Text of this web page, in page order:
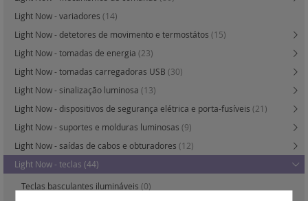
Light Now - variadores (14)
Light Now - detetores de movimento e termostátos (15)
Light Now - tomadas de energia (23)
Light Now - tomadas carregadoras USB (30)
Light Now - sinalização luminosa (13)
Light Now - dispositivos de segurança elétrica e porta-fusíveis (21)
Light Now - suportes e molduras luminosas (9)
Light Now - saídas de cabos e obturadores (12)
Light Now - teclas (44)
Teclas basculantes ilumináveis (0)